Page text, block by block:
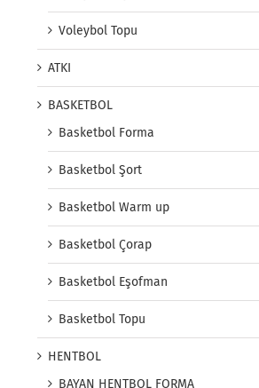
Voleybol Topu
ATKI
BASKETBOL
Basketbol Forma
Basketbol Şort
Basketbol Warm up
Basketbol Çorap
Basketbol Eşofman
Basketbol Topu
HENTBOL
BAYAN HENTBOL FORMA